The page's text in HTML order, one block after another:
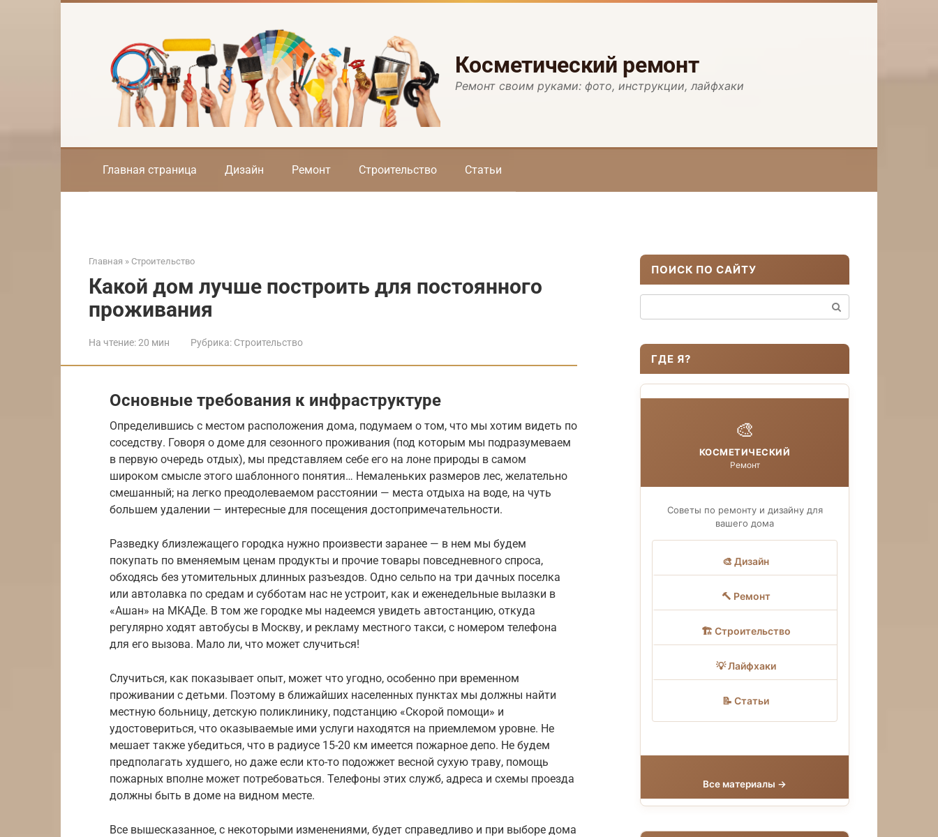
Косметический ремонт
Ремонт своим руками: фото, инструкции, лайфхаки
Главная страница Дизайн Ремонт Строительство Статьи
Главная » Строительство
Какой дом лучше построить для постоянного
проживания
На чтение:20 мин Рубрика: Строительство
Основные требования к инфраструктуре
Определившись с местом расположения дома, подумаем о том, что мы хотим видеть по
соседству. Говоря о доме для сезонного проживания (под которым мы подразумеваем
в первую очередь отдых), мы представляем себе его на лоне природы в самом
широком смысле этого шаблонного понятия… Немаленьких размеров лес, желательно
смешанный; на легко преодолеваемом расстоянии — места отдыха на воде, на чуть
большем удалении — интересные для посещения достопримечательности.
Разведку близлежащего городка нужно произвести заранее — в нем мы будем
покупать по вменяемым ценам продукты и прочие товары повседневного спроса,
обходясь без утомительных длинных разъездов. Одно сельпо на три дачных поселка
или автолавка по средам и субботам нас не устроит, как и еженедельные вылазки в
«Ашан» на МКАДе. В том же городке мы надеемся увидеть автостанцию, откуда
регулярно ходят автобусы в Москву, и рекламу местного такси, с номером телефона
для его вызова. Мало ли, что может случиться!
Случиться, как показывает опыт, может что угодно, особенно при временном
проживании с детьми. Поэтому в ближайших населенных пунктах мы должны найти
местную больницу, детскую поликлинику, подстанцию «Скорой помощи» и
удостовериться, что оказываемые ими услуги находятся на приемлемом уровне. Не
мешает также убедиться, что в радиусе 15-20 км имеется пожарное депо. Не будем
предполагать худшего, но даже если кто-то подожжет весной сухую траву, помощь
пожарных вполне может потребоваться. Телефоны этих служб, адреса и схемы проезда
должны быть в доме на видном месте.
Все вышесказанное, с некоторыми изменениями, будет справедливо и при выборе дома
ПОИСК ПО САЙТУ
ГДЕ Я?
🎨
КОСМЕТИЧЕСКИЙ
Ремонт
Советы по ремонту и дизайну для
вашего дома
🎨 Дизайн
🔨 Ремонт
🏗 Строительство
💡 Лайфхаки
📝 Статьи
Все материалы →